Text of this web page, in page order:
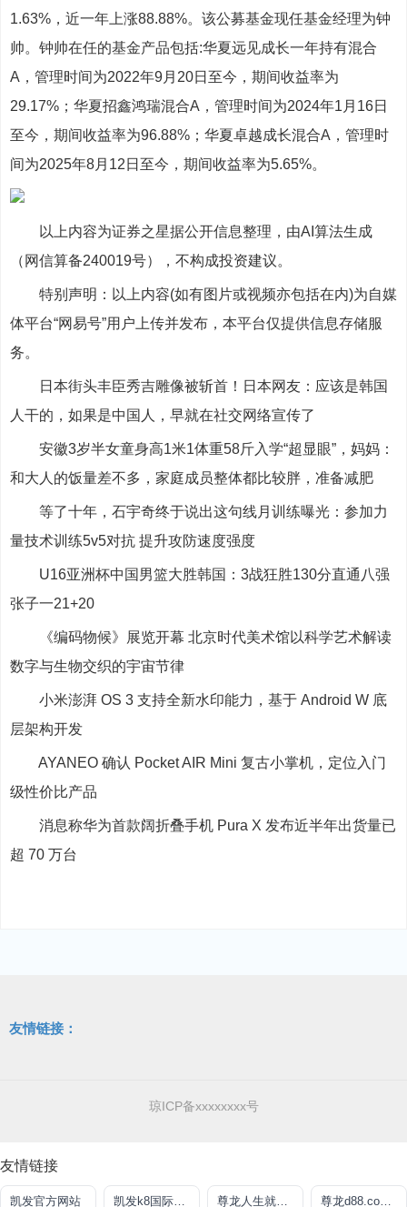
1.63%，近一年上涨88.88%。该公募基金现任基金经理为钟
帅。钟帅在任的基金产品包括:华夏远见成长一年持有混合
A，管理时间为2022年9月20日至今，期间收益率为
29.17%；华夏招鑫鸿瑞混合A，管理时间为2024年1月16日
至今，期间收益率为96.88%；华夏卓越成长混合A，管理时
间为2025年8月12日至今，期间收益率为5.65%。
以上内容为证券之星据公开信息整理，由AI算法生成
（网信算备240019号），不构成投资建议。
特别声明：以上内容(如有图片或视频亦包括在内)为自媒
体平台“网易号”用户上传并发布，本平台仅提供信息存储服
务。
日本街头丰臣秀吉雕像被斩首！日本网友：应该是韩国
人干的，如果是中国人，早就在社交网络宣传了
安徽3岁半女童身高1米1体重58斤入学“超显眼”，妈妈：
和大人的饭量差不多，家庭成员整体都比较胖，准备减肥
等了十年，石宇奇终于说出这句线月训练曝光：参加力
量技术训练5v5对抗 提升攻防速度强度
U16亚洲杯中国男篮大胜韩国：3战狂胜130分直通八强
张子一21+20
《编码物候》展览开幕 北京时代美术馆以科学艺术解读
数字与生物交织的宇宙节律
小米澎湃 OS 3 支持全新水印能力，基于 Android W 底
层架构开发
AYANEO 确认 Pocket AIR Mini 复古小掌机，定位入门
级性价比产品
消息称华为首款阔折叠手机 Pura X 发布近半年出货量已
超 70 万台
友情链接：
琼ICP备xxxxxxxx号
友情链接
凯发官方网站 凯发k8国际官网来就送38 尊龙人生就是博用现金玩一下 尊龙d88.com开户官网